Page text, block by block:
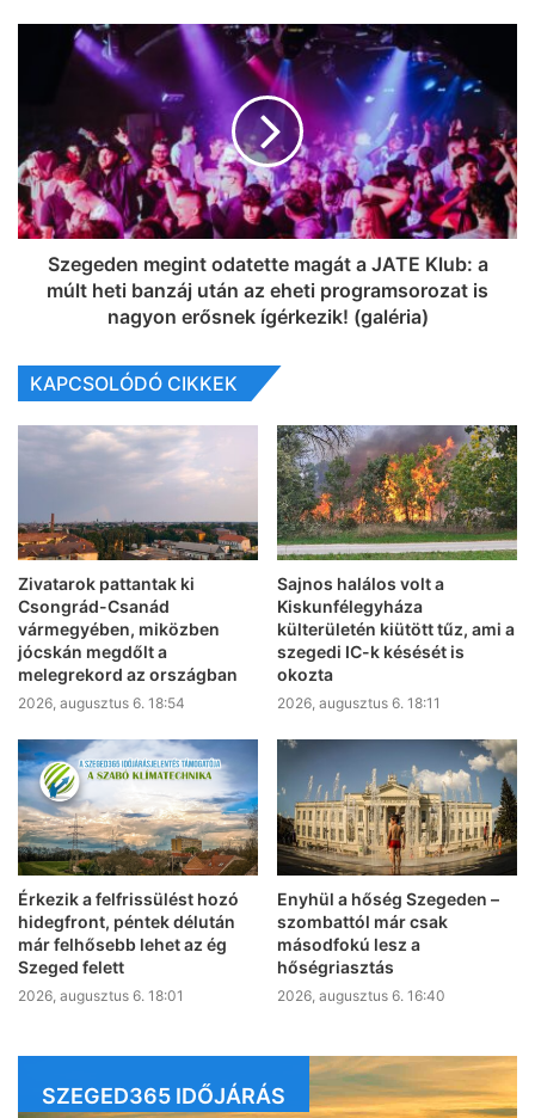
Szegeden megint odatette magát a JATE Klub: a
múlt heti banzáj után az eheti programsorozat is
nagyon erősnek ígérkezik! (galéria)
KAPCSOLÓDÓ CIKKEK
Zivatarok pattantak ki
Csongrád-Csanád
vármegyében, miközben
jócskán megdőlt a
melegrekord az országban
2026, augusztus 6. 18:54
Sajnos halálos volt a
Kiskunfélegyháza
külterületén kiütött tűz, ami a
szegedi IC-k késését is
okozta
2026, augusztus 6. 18:11
Érkezik a felfrissülést hozó
hidegfront, péntek délután
már felhősebb lehet az ég
Szeged felett
2026, augusztus 6. 18:01
Enyhül a hőség Szegeden –
szombattól már csak
másodfokú lesz a
hőségriasztás
2026, augusztus 6. 16:40
SZEGED365 IDŐJÁRÁS